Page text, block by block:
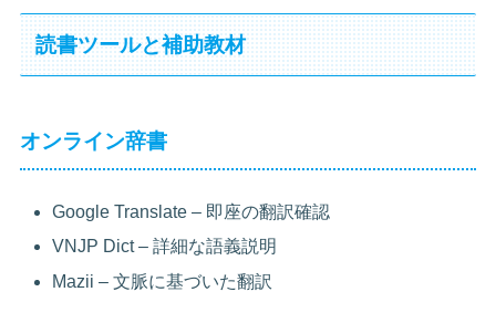
読書ツールと補助教材
オンライン辞書
Google Translate – 即座の翻訳確認
VNJP Dict – 詳細な語義説明
Mazii – 文脈に基づいた翻訳